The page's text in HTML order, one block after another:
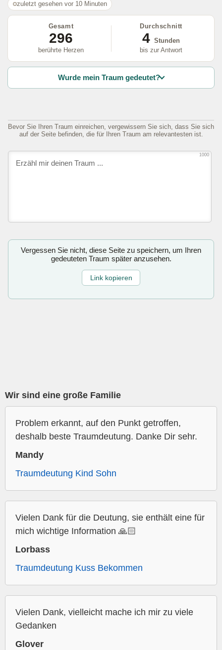
zuletzt gesehen vor 10 Minuten
Gesamt
296
berührte Herzen
Durchschnitt
4 Stunden
bis zur Antwort
Wurde mein Traum gedeutet?
Bevor Sie Ihren Traum einreichen, vergewissern Sie sich, dass Sie sich
auf der Seite befinden, die für Ihren Traum am relevantesten ist.
1000
Vergessen Sie nicht, diese Seite zu speichern, um Ihren
gedeuteten Traum später anzusehen.
Link kopieren
Wir sind eine große Familie
Problem erkannt, auf den Punkt getroffen,
deshalb beste Traumdeutung. Danke Dir sehr.
Mandy
Traumdeutung Kind Sohn
Vielen Dank für die Deutung, sie enthält eine für
mich wichtige Information 🙏🏻
Lorbass
Traumdeutung Kuss Bekommen
Vielen Dank, vielleicht mache ich mir zu viele
Gedanken
Glover